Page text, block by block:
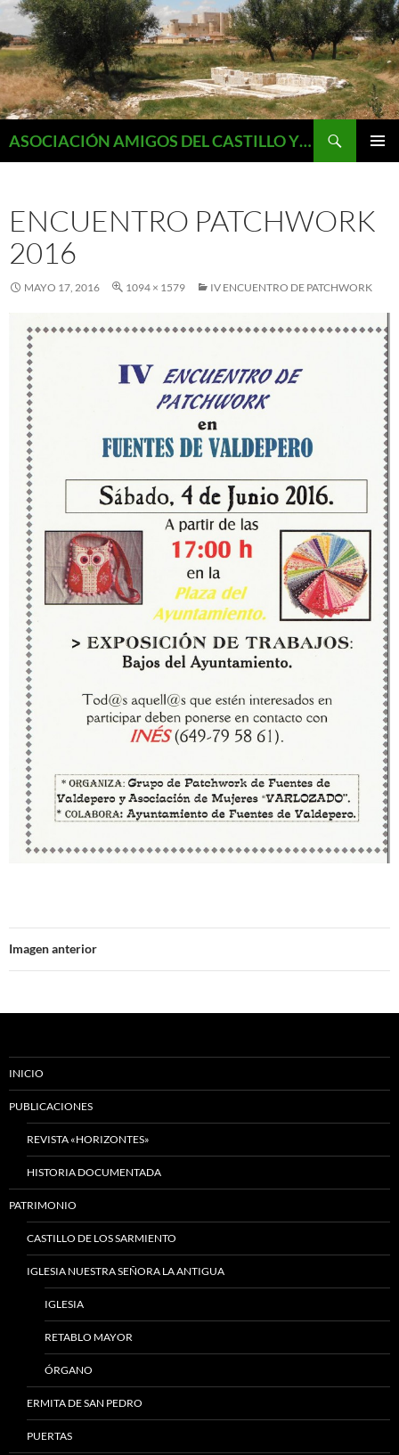
Saltar
al
contenido
ASOCIACIÓN AMIGOS DEL CASTILLO Y MONUMENTOS DE FUENTES DE VALDEPERO
ENCUENTRO PATCHWORK
2016
MAYO 17, 2016 1094 × 1579 IV ENCUENTRO DE PATCHWORK
Imagen anterior
INICIO
PUBLICACIONES
REVISTA «HORIZONTES»
HISTORIA DOCUMENTADA
PATRIMONIO
CASTILLO DE LOS SARMIENTO
IGLESIA NUESTRA SEÑORA LA ANTIGUA
IGLESIA
RETABLO MAYOR
ÓRGANO
ERMITA DE SAN PEDRO
PUERTAS